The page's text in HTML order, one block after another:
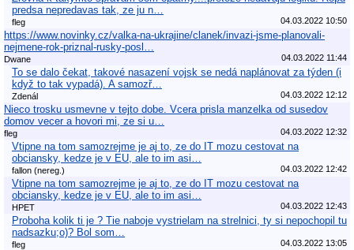
predsa nepredavas tak, ze ju n…
fleg 04.03.2022 10:50
https://www.novinky.cz/valka-na-ukrajine/clanek/invazi-jsme-planovali-
nejmene-rok-priznal-rusky-posl…
Dwane 04.03.2022 11:44
To se dalo čekat, takové nasazení vojsk se nedá naplánovat za týden (i
když to tak vypadá). A samozř…
Zdenál 04.03.2022 12:12
Nieco trosku usmevne v tejto dobe. Vcera prisla manzelka od susedov
domov vecer a hovori mi, ze si u…
fleg 04.03.2022 12:32
Vtipne na tom samozrejme je aj to, ze do IT mozu cestovat na
obciansky, kedze je v EU, ale to im asi…
fallon (nereg.) 04.03.2022 12:42
Vtipne na tom samozrejme je aj to, ze do IT mozu cestovat na
obciansky, kedze je v EU, ale to im asi…
HPET 04.03.2022 12:43
Proboha kolik ti je ? Tie naboje vystrielam na strelnici, ty si nepochopil tu
nadsazku;o)? Bol som…
fleg 04.03.2022 13:05